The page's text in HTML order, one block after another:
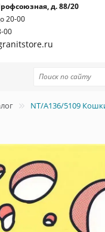
д. 88/20
20-00
00
NT/A136/5109